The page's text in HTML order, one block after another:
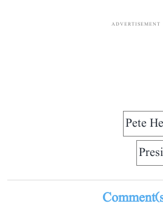
ADVERTISEMENT
Pete